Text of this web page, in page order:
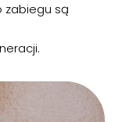
zabiegu są